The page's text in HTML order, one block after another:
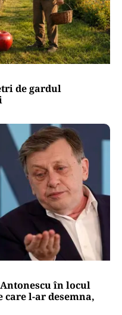
de gardul
în locul
l-ar desemna,